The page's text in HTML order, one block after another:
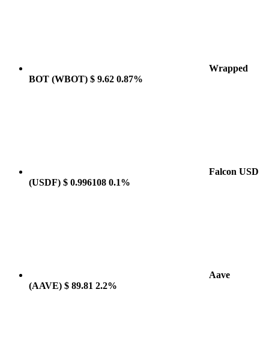
Wrapped
BOT (WBOT) $ 9.62 0.87%
Falcon USD
(USDF) $ 0.996108 0.1%
Aave
(AAVE) $ 89.81 2.2%